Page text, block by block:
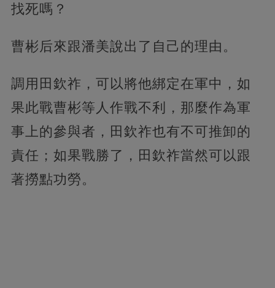
找死嗎？
曹彬后來跟潘美說出了自己的理由。
調用田欽祚，可以將他綁定在軍中，如
果此戰曹彬等人作戰不利，那麼作為軍
事上的參與者，田欽祚也有不可推卸的
責任；如果戰勝了，田欽祚當然可以跟
著撈點功勞。